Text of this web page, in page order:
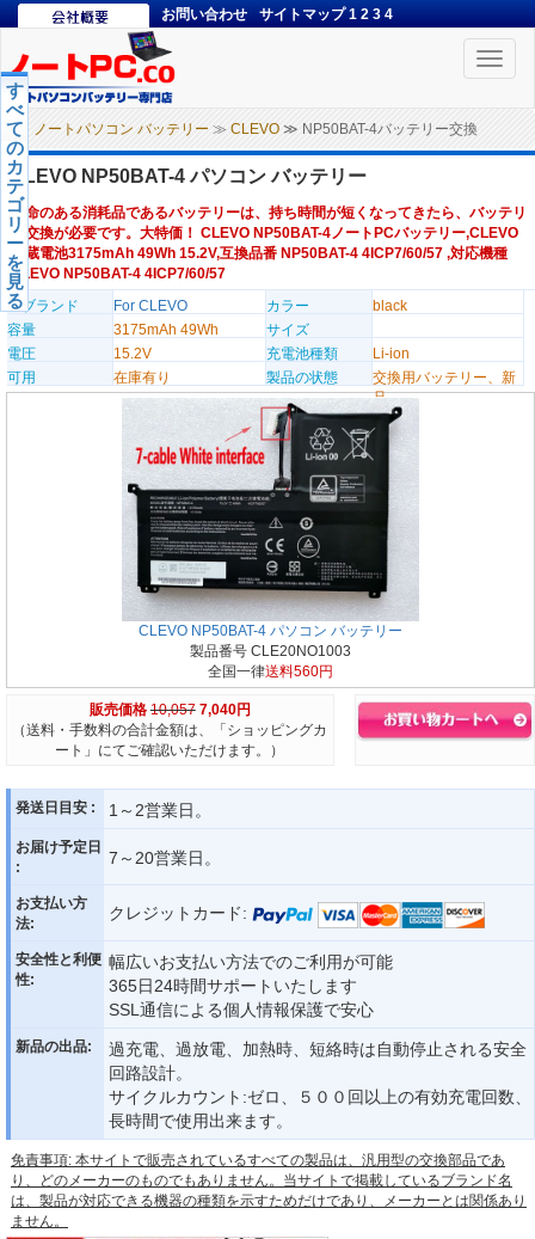
お問い合わせ サイトマップ 1 2 3 4
Toggle
ノートパソコン バッテリー ≫ CLEVO ≫ NP50BAT-4バッテリー交換
す
べ
て
の
カ
テ
ゴ
リ
ー
を
見
る
CLEVO NP50BAT-4 パソコン バッテリー
寿命のある消耗品であるバッテリーは、持ち時間が短くなってきたら、バッテリ
ー交換が必要です。大特価！ CLEVO NP50BAT-4ノートPCバッテリー,CLEVO
内蔵電池3175mAh 49Wh 15.2V,互換品番 NP50BAT-4 4ICP7/60/57 ,対応機種
CLEVO NP50BAT-4 4ICP7/60/57
のブランド
For CLEVO カラー
black
容量
3175mAh 49Wh
サイズ
電圧
15.2V 充電池種類
Li-ion
可用
在庫有り 製品の状態
交換用バッテリー、新
品
CLEVO NP50BAT-4 パソコン バッテリー
製品番号 CLE20NO1003
全国一律送料560円
販売価格 10,057 7,040円
（送料・手数料の合計金額は、「ショッピングカ
ート」にてご確認いただけます。）
発送日目安 : 1～2営業日。
お届け予定日
:
7～20営業日。
お支払い方
法:
クレジットカード:
安全性と利便
性:
幅広いお支払い方法でのご利用が可能
365日24時間サポートいたします
SSL通信による個人情報保護で安心
新品の出品:
過充電、過放電、加熱時、短絡時は自動停止される安全
回路設計。
サイクルカウント:ゼロ、５００回以上の有効充電回数、
長時間で使用出来ます。
免責事項: 本サイトで販売されているすべての製品は、汎用型の交換部品であ
り、どのメーカーのものでもありません。当サイトで掲載しているブランド名
は、製品が対応できる機器の種類を示すためだけであり、メーカーとは関係あり
ません。